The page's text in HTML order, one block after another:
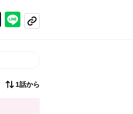
Xで投稿するラインでシェアする
コピーする
1話から